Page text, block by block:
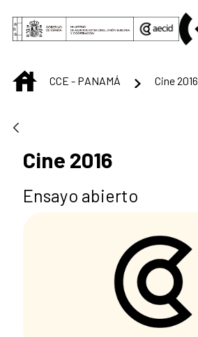
Skip to Main Content
INICIOCCE - PANAMÁ Cine 2016
Cine 2016
Ensayo abierto